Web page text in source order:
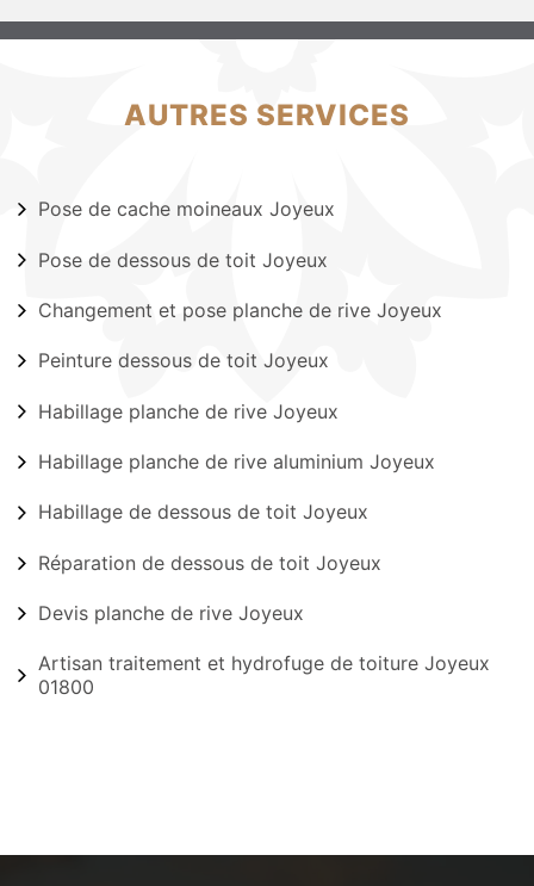
AUTRES SERVICES
Pose de cache moineaux Joyeux
Pose de dessous de toit Joyeux
Changement et pose planche de rive Joyeux
Peinture dessous de toit Joyeux
Habillage planche de rive Joyeux
Habillage planche de rive aluminium Joyeux
Habillage de dessous de toit Joyeux
Réparation de dessous de toit Joyeux
Devis planche de rive Joyeux
Artisan traitement et hydrofuge de toiture Joyeux
01800